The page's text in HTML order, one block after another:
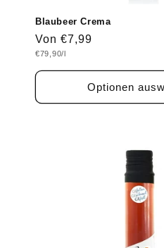
Blaubeer Crema
Normaler
Preis
Von €7,99
Grundpreis
€79,90/l
Optionen